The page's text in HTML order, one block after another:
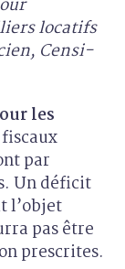
locatifs
Censi-
les
par
Un déficit
l’objet
pas être
prescrites.